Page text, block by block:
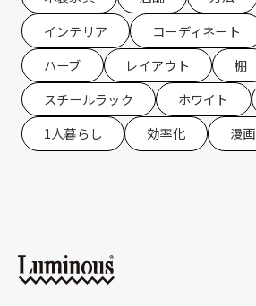
インテリア
コーディネート
ハーブ
レイアウト 棚
スチールラック
ホワイト
1人暮らし
効率化 漫画